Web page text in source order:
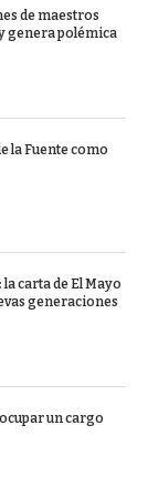
de maestros
genera polémica
la Fuente como
carta de El Mayo
generaciones
un cargo